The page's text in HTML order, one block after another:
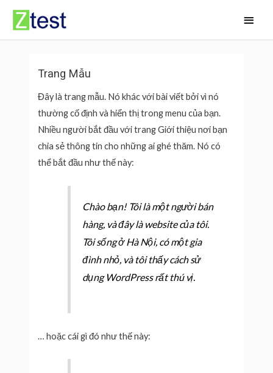
Skip
content
Trang Mẫu
Đây là trang mẫu. Nó khác với bài viết bởi vì nó
thường cố định và hiển thị trong menu của bạn.
Nhiều người bắt đầu với trang Giới thiệu nơi bạn
chia sẻ thông tin cho những ai ghé thăm. Nó có
thể bắt đầu như thế này:
Chào bạn! Tôi là một người bán
hàng, và đây là website của tôi.
Tôi sống ở Hà Nội, có một gia
đình nhỏ, và tôi thấy cách sử
dụng WordPress rất thú vị.
… hoặc cái gì đó như thế này: